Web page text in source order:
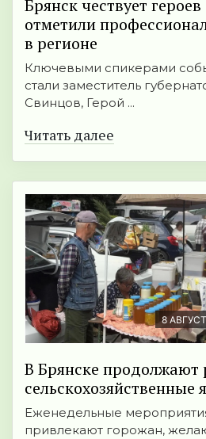
Брянск чествует
отметили
в регионе
Ключевыми спикерами
стали заместитель
Свинцов, Герой ...
Читать далее
8
В Брянске продолжают
сельскохозяйственные
Еженедельные
привлекают горожан,